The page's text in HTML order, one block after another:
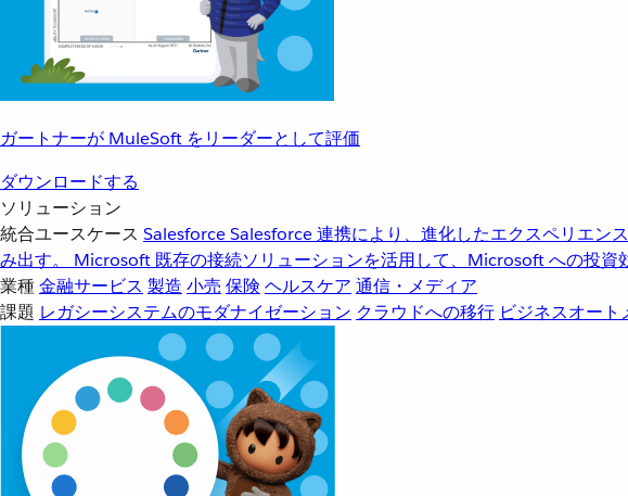
ガートナーが MuleSoft をリーダーとして評価
ダウンロードする
ソリューション
統合ユースケース SalesforceSalesforce 連携により、進化したエクスペリエン
み出す。
Microsoft 既存の接続ソリューションを活用して、Microsoft への投資
業種金融サービス 製造 小売 保険 ヘルスケア 通信・メディア
課題 レガシーシステムのモダナイゼーション クラウドへの移行 ビジネスオート